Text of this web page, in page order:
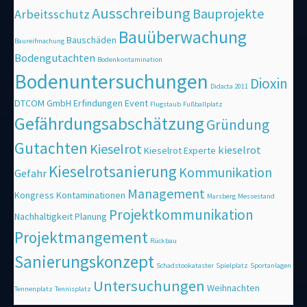
ArbeitsschutzAusschreibung Bauprojekte
Baureifmachung Bauschäden Bauüberwachung
Bodengutachten Bodenkontamination
Bodenuntersuchungen Didacta 2011 Dioxin
DTCOM GmbH Erfindungen Event Flugstaub Fußballplatz
GefährdungsabschätzungGründung
Gutachten Kieselrot Kieselrot Experte kieselrot
Gefahr Kieselrotsanierung Kommunikation
Kongress Kontaminationen Management Marsberg Messestand
NachhaltigkeitPlanung Projektkommunikation
Projektmangement Rückbau
Sanierungskonzept Schadstookataster Spielplatz Sportanlagen
Tennenplatz Tennisplatz Untersuchungen Weihnachten